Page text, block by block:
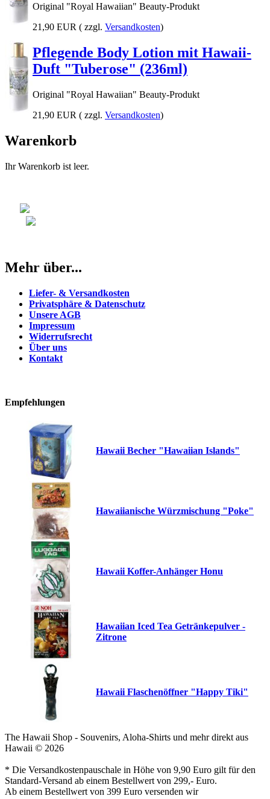
Original "Royal Hawaiian" Beauty-Produkt
21,90 EUR ( zzgl. Versandkosten)
Pflegende Body Lotion mit Hawaii-
Duft "Tuberose" (236ml)
Original "Royal Hawaiian" Beauty-Produkt
21,90 EUR ( zzgl. Versandkosten)
Warenkorb
Ihr Warenkorb ist leer.
Mehr über...
Liefer- & Versandkosten
Privatsphäre & Datenschutz
Unsere AGB
Impressum
Widerrufsrecht
Über uns
Kontakt
Empfehlungen
Hawaii Becher "Hawaiian Islands"
Hawaiianische Würzmischung "Poke"
Hawaii Koffer-Anhänger Honu
Hawaiian Iced Tea Getränkepulver -
Zitrone
Hawaii Flaschenöffner "Happy Tiki"
The Hawaii Shop - Souvenirs, Aloha-Shirts und mehr direkt aus
Hawaii © 2026
* Die Versandkostenpauschale in Höhe von 9,90 Euro gilt für den
Standard-Versand ab einem Bestellwert von 299,- Euro.
Ab einem Bestellwert von 399 Euro versenden wir